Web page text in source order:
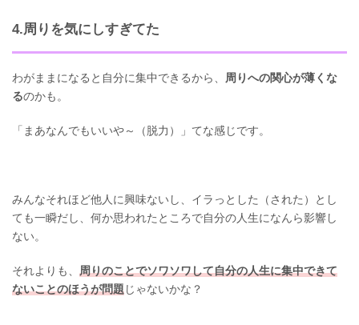
4.周りを気にしすぎてた
わがままになると自分に集中できるから、
周りへの関心が薄くな
るのかも。
「まあなんでもいいや～（脱力）」てな感じです。
みんなそれほど他人に興味ないし、イラっとした（された）とし
ても一瞬だし、何か思われたところで自分の人生になんら影響し
ない。
それよりも、 周りのことでソワソワして自分の人生に集中できて
ないことのほうが問題じゃないかな？